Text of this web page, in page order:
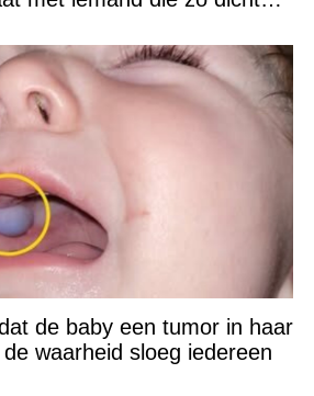
de baby een tumor in haar
waarheid sloeg iedereen